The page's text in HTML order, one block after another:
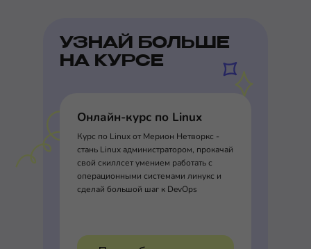
УЗНАЙ БОЛЬШЕ
НА КУРСЕ
Онлайн-курс по Linux
Курс по Linux от Мерион Нетворкс -
стань Linux администратором, прокачай
свой скиллсет умением работать с
операционными системами линукс и
сделай большой шаг к DevOps